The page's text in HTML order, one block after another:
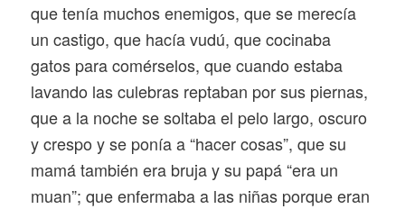
que tenía muchos enemigos, que se merecía
un castigo, que hacía vudú, que cocinaba
gatos para comérselos, que cuando estaba
lavando las culebras reptaban por sus piernas,
que a la noche se soltaba el pelo largo, oscuro
y crespo y se ponía a “hacer cosas”, que su
mamá también era bruja y su papá “era un
muan”; que enfermaba a las niñas porque eran